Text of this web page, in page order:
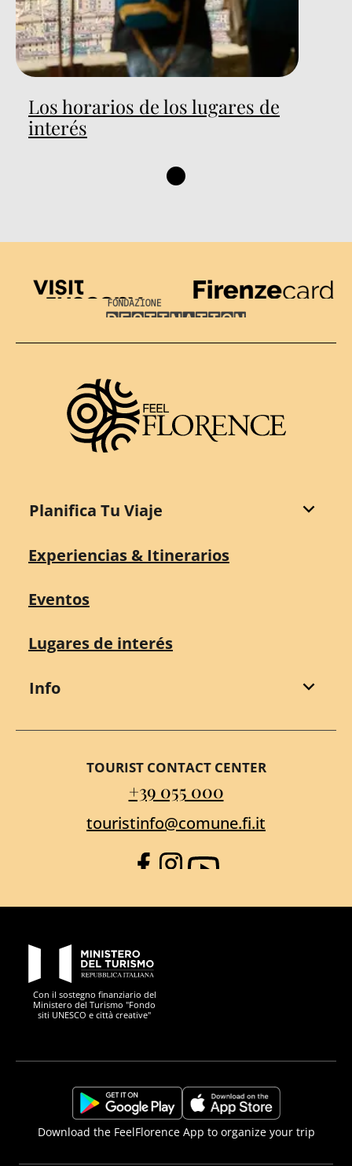
Los horarios de los lugares de
interés
Visit Tuscany
Firenze Card
Destination Florence
Planifica Tu Viaje
Experiencias & Itinerarios
Eventos
Lugares de interés
Info
TOURIST CONTACT CENTER
+39 055 000
touristinfo@comune.fi.it
Facebook
Instagram
YouTube
Con il sostegno finanziario del
Ministero del Turismo "Fondo
siti UNESCO e città creative"
https://play.google.com/store/apps/details?
https://apps.apple.com/it/app/
Download the FeelFlorence App to organize your trip